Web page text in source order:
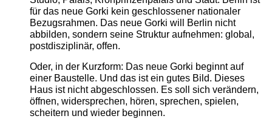
für das neue Gorki kein geschlossener nationaler
Bezugsrahmen. Das neue Gorki will Berlin nicht
abbilden, sondern seine Struktur aufnehmen: global,
postdisziplinär, offen.
Oder, in der Kurzform: Das neue Gorki beginnt auf
einer Baustelle. Und das ist ein gutes Bild. Dieses
Haus ist nicht abgeschlossen. Es soll sich verändern,
öffnen, widersprechen, hören, sprechen, spielen,
scheitern und wieder beginnen.